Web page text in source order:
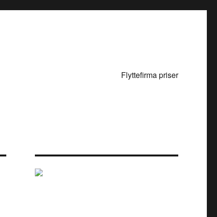
Flyttefirma priser